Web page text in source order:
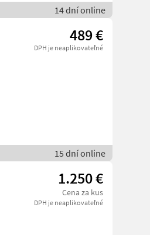
14 dní online
489 €
DPH je neaplikovateľné
15 dní online
1.250 €
Cena za kus
DPH je neaplikovateľné